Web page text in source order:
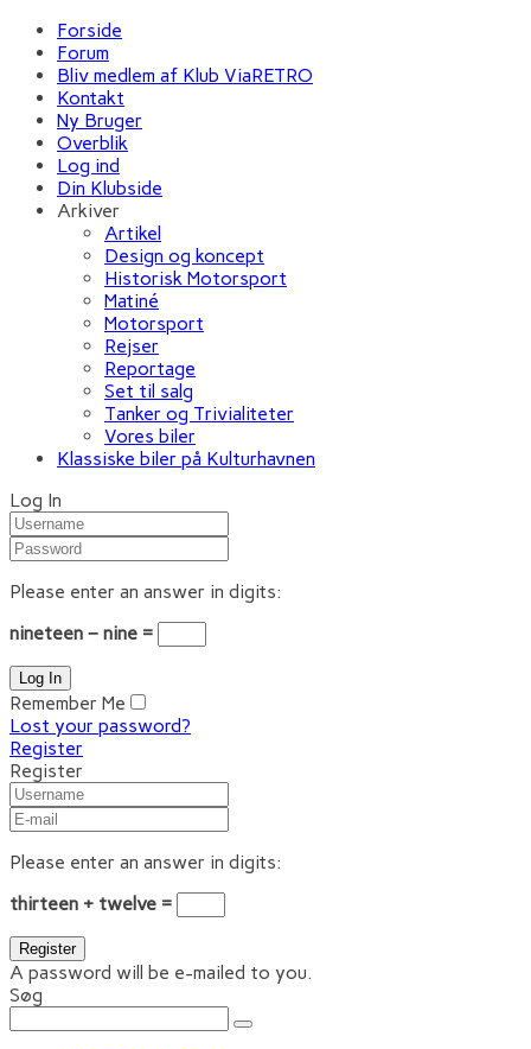
Forside
Forum
Bliv medlem af Klub ViaRETRO
Kontakt
Ny Bruger
Overblik
Log ind
Din Klubside
Arkiver
Artikel
Design og koncept
Historisk Motorsport
Matiné
Motorsport
Rejser
Reportage
Set til salg
Tanker og Trivialiteter
Vores biler
Klassiske biler på Kulturhavnen
Log In
Please enter an answer in digits:
nineteen − nine =
Remember Me
Lost your password?
Register
Register
Please enter an answer in digits:
thirteen + twelve =
A password will be e-mailed to you.
Søg